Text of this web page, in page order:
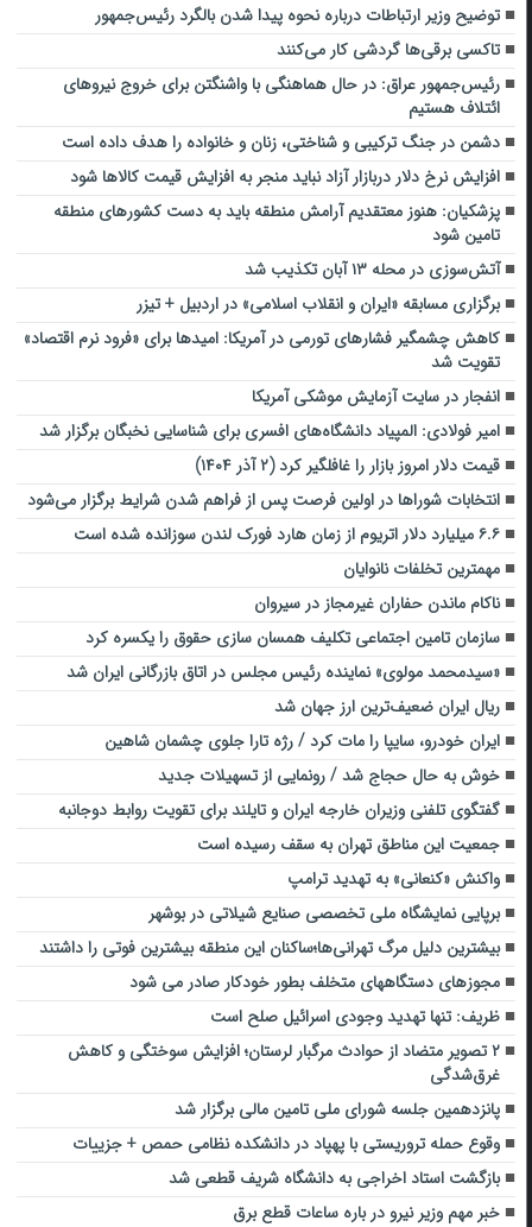
توضیح وزیر ارتباطات درباره نحوه پیدا شدن بالگرد رئیس‌جمهور
تاکسی برقی‌ها گردشی کار می‌کنند
رئیس‌جمهور عراق: در حال هماهنگی با واشنگتن برای خروج نیروهای
ائتلاف هستیم
دشمن در جنگ ترکیبی و شناختی، زنان و خانواده را هدف داده‌ است
افزایش نرخ دلار دربازار آزاد نباید منجر به افزایش قیمت کالاها شود
پزشکیان: هنوز معتقدیم آرامش منطقه باید به دست کشورهای منطقه
تامین شود
آتش‌سوزی در محله ۱۳ آبان تکذیب شد
برگزاری مسابقه «ایران و انقلاب اسلامی» در اردبیل + تیزر
کاهش چشمگیر فشارهای تورمی در آمریکا: امیدها برای «فرود نرم اقتصاد»
تقویت شد
انفجار در سایت آزمایش موشکی آمریکا
امیر فولادی: المپیاد دانشگاه‌های افسری برای شناسایی نخبگان برگزار شد
قیمت دلار امروز بازار را غافلگیر کرد (۲ آذر ۱۴۰۴)
انتخابات شوراها در اولین فرصت پس از فراهم شدن شرایط برگزار می‌شود
۶.۶ میلیارد دلار اتریوم از زمان هارد فورک لندن سوزانده شده است
مهمترین تخلفات نانوایان
ناکام ماندن حفاران غیرمجاز در سیروان
سازمان تامین اجتماعی تکلیف همسان سازی حقوق را یکسره کرد
«سیدمحمد مولوی» نماینده رئیس مجلس در اتاق بازرگانی ایران شد
ریال ایران ضعیف‌ترین ارز جهان شد
ایران خودرو، سایپا را مات کرد / رژه تارا جلوی چشمان شاهین
خوش به حال حجاج شد / رونمایی از تسهیلات جدید
گفتگوی تلفنی وزیران خارجه ایران و تایلند برای تقویت روابط دوجانبه
جمعیت این مناطق تهران به سقف رسیده است
واکنش «کنعانی» به تهدید ترامپ
برپایی نمایشگاه ملی تخصصی صنایع شیلاتی در بوشهر
بیشترین دلیل مرگ تهرانی‌ها؛ساکنان این منطقه بیشترین فوتی را داشتند
مجوزهای دستگاههای متخلف بطور خودکار صادر می شود
ظریف: تنها تهدید وجودی اسرائیل صلح است
۲ تصویر متضاد از حوادث مرگبار لرستان؛ افزایش سوختگی و کاهش
غرق‌شدگی
پانزدهمین جلسه شورای ملی تامین مالی برگزار شد
وقوع حمله تروریستی با پهپاد در دانشکده نظامی حمص + جزییات
بازگشت استاد اخراجی به دانشگاه شریف قطعی شد
خبر مهم وزیر نیرو در باره ساعات قطع برق